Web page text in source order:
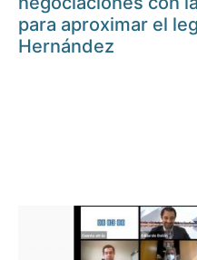
para aproximar el
Hernández